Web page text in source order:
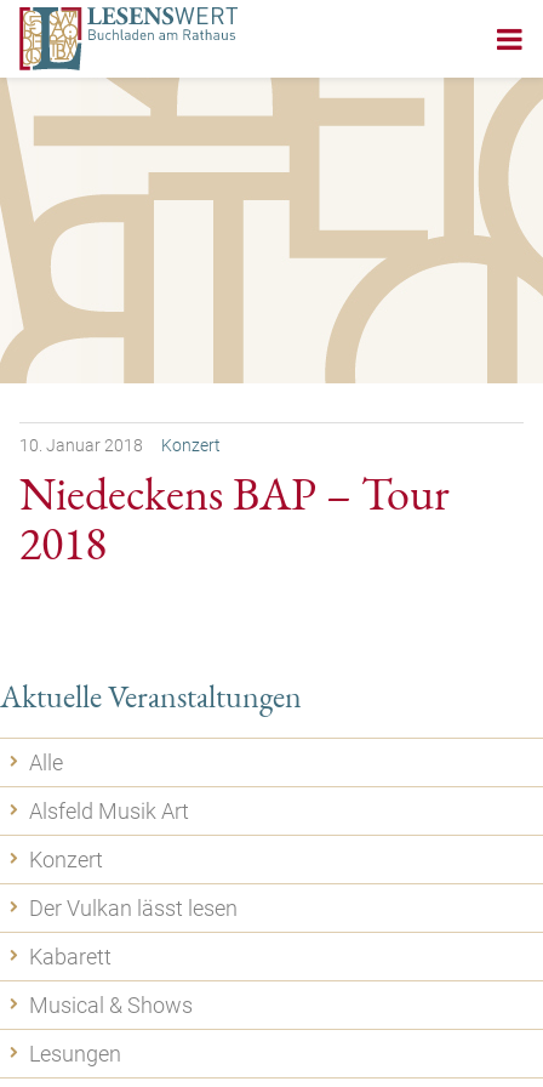
10. Januar 2018 Konzert
Niedeckens BAP – Tour
2018
Aktuelle Veranstaltungen
Alle
Alsfeld Musik Art
Konzert
Der Vulkan lässt lesen
Kabarett
Musical & Shows
Lesungen